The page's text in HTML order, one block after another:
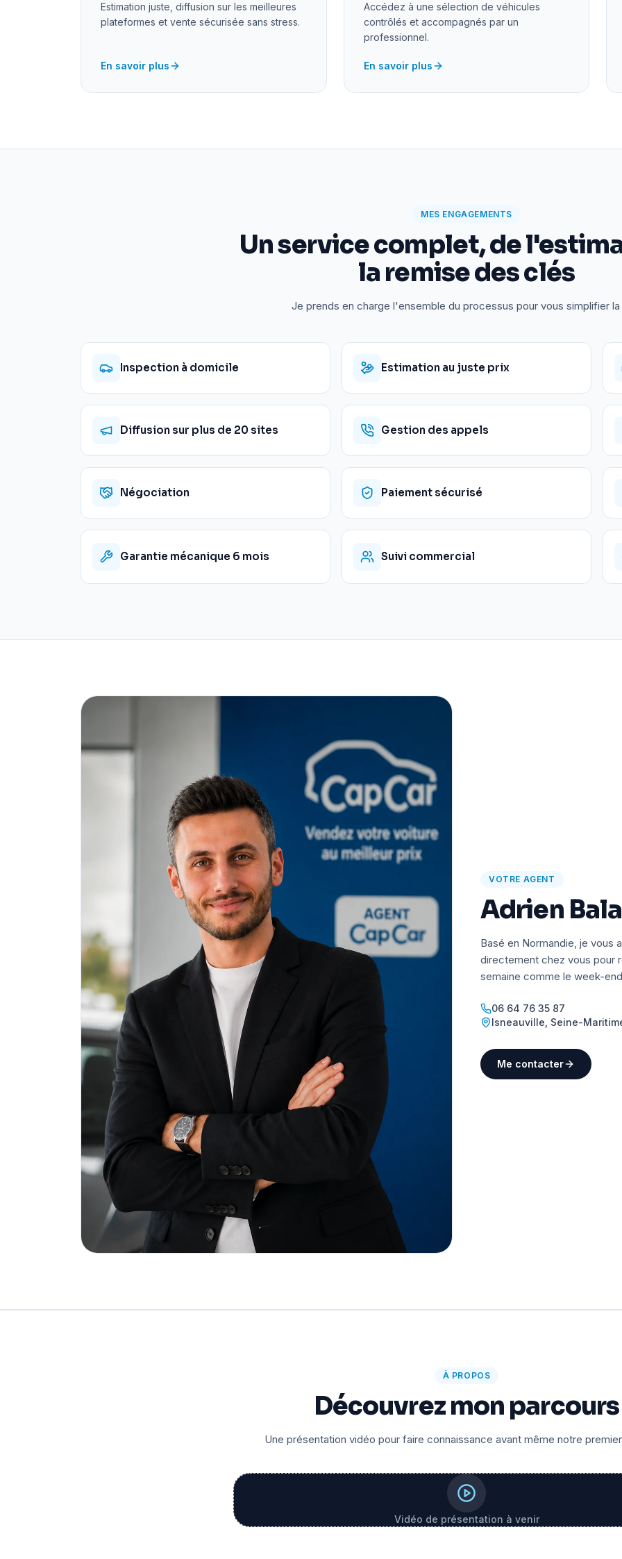
Estimation juste, diffusion sur les meilleures
plateformes et vente sécurisée sans stress.
En savoir plus
Accédez à une sélection de véhicules
contrôlés et accompagnés par un
professionnel.
En savoir plus
MES ENGAGEMENTS
Un service complet, de
la remise des clés
Je prends en charge l'ensemble du processus pour vous simplifier la
Inspection à domicile Estimation au juste prix
Diffusion sur plus de 20 sites Gestion des appels
Négociation Paiement sécurisé
Garantie mécanique 6 mois Suivi commercial
VOTRE AGENT
Adrien
Basé en Normandie, je vous
directement chez vous pour
semaine comme le week-
06 64 76 35 87
Isneauville Seine-
Me contacter
À PROPOS
Découvrez mon parcours
Une présentation vidéo pour faire connaissance avant même notre
Vidéo de présentation à venir